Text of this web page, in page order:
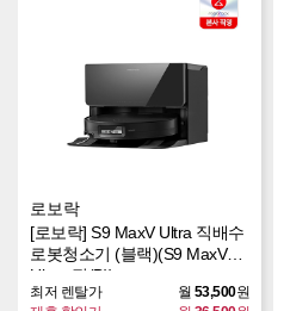
로보락
[로보락] S9 MaxV Ultra 직배수
로봇청소기 (블랙)(S9 MaxV
Ultra_직(B))
최저 렌탈가 월 53,500원